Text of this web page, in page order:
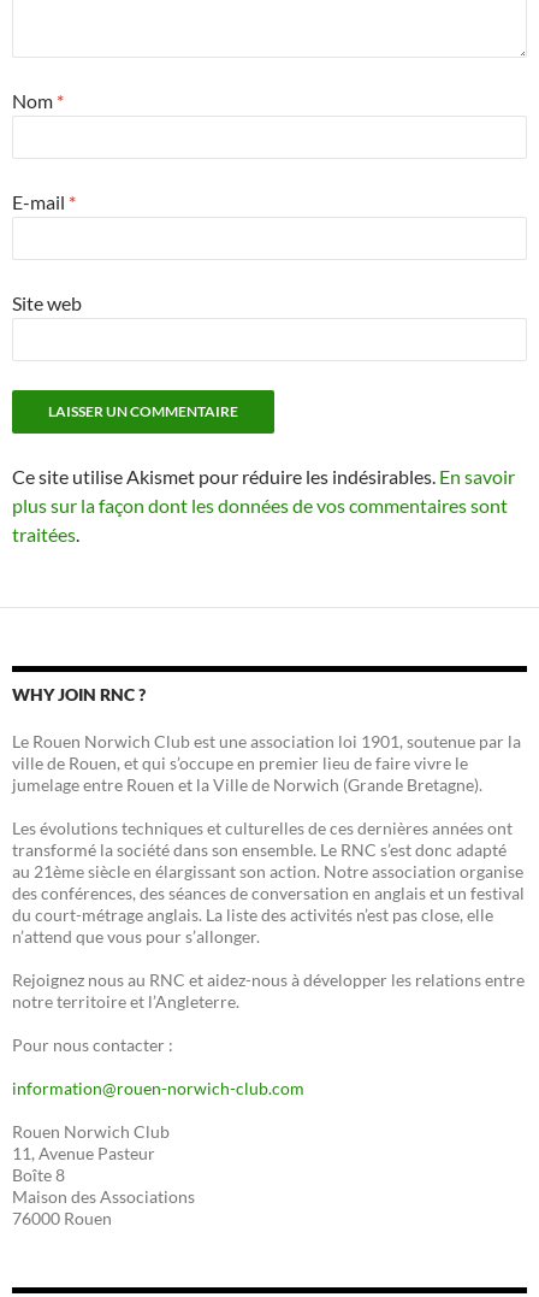
Nom *
E-mail *
Site web
Ce site utilise Akismet pour réduire les indésirables. En savoir
plus sur la façon dont les données de vos commentaires sont
traitées.
WHY JOIN RNC ?
Le Rouen Norwich Club est une association loi 1901, soutenue par la
ville de Rouen, et qui s’occupe en premier lieu de faire vivre le
jumelage entre Rouen et la Ville de Norwich (Grande Bretagne).
Les évolutions techniques et culturelles de ces dernières années ont
transformé la société dans son ensemble. Le RNC s’est donc adapté
au 21ème siècle en élargissant son action. Notre association organise
des conférences, des séances de conversation en anglais et un festival
du court-métrage anglais. La liste des activités n’est pas close, elle
n’attend que vous pour s’allonger.
Rejoignez nous au RNC et aidez-nous à développer les relations entre
notre territoire et l’Angleterre.
Pour nous contacter :
information@rouen-norwich-club.com
Rouen Norwich Club
11, Avenue Pasteur
Boîte 8
Maison des Associations
76000 Rouen